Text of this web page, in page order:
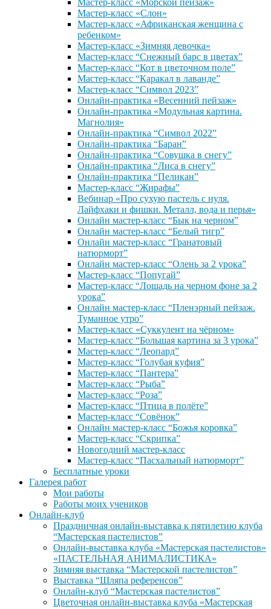
Мастер-класс «Слон»
Мастер-класс «Африканская женщина с
ребенком»
Мастер-класс «Зимняя девочка»
Мастер-класс “Снежный барс в цветах”
Мастер-класс “Кот в цветочном поле”
Мастер-класс “Каракал в лаванде”
Мастер-класс “Символ 2023”
Онлайн-практика «Весенний пейзаж»
Онлайн-практика «Модульная картина.
Магнолия»
Онлайн-практика “Символ 2022”
Онлайн-практика “Баран”
Онлайн-практика “Совушка в снегу”
Онлайн-практика “Лиса в снегу”
Онлайн-практика “Пеликан”
Мастер-класс “Жирафы”
Вебинар «Про сухую пастель с нуля.
Лайфхаки и фишки. Металл, вода и перья»
Онлайн мастер-класс “Бык на черном”
Онлайн мастер-класс “Белый тигр”
Онлайн мастер-класс “Гранатовый
натюрморт”
Онлайн мастер-класс “Олень за 2 урока”
Мастер-класс “Попугай”
Мастер-класс “Лошадь на черном фоне за 2
урока”
Онлайн мастер-класс “Пленэрный пейзаж.
Туманное утро”
Мастер-класс «Суккулент на чёрном»
Мастер-класс “Большая картина за 3 урока”
Мастер-класс “Леопард”
Мастер-класс “Голубая куфия”
Мастер-класс “Пантера”
Мастер-класс “Рыба”
Мастер-класс “Роза”
Мастер-класс “Птица в полёте”
Мастер-класс “Совёнок”
Онлайн мастер-класс “Божья коровка”
Мастер-класс “Скрипка”
Новогодний мастер-класс
Мастер-класс “Пасхальный натюрморт”
Бесплатные уроки
Галерея работ
Мои работы
Работы моих учеников
Онлайн-клуб
Праздничная онлайн-выставка к пятилетию клуба
“Мастерская пастелистов”
Онлайн-выставка клуба «Мастерская пастелистов»
«ПАСТЕЛЬНАЯ АНИМАЛИСТИКА»
Зимняя выставка “Мастерской пастелистов”
Выставка “Шляпа референсов”
Онлайн-клуб “Мастерская пастелистов”
Цветочная онлайн-выставка клуба «Мастерская